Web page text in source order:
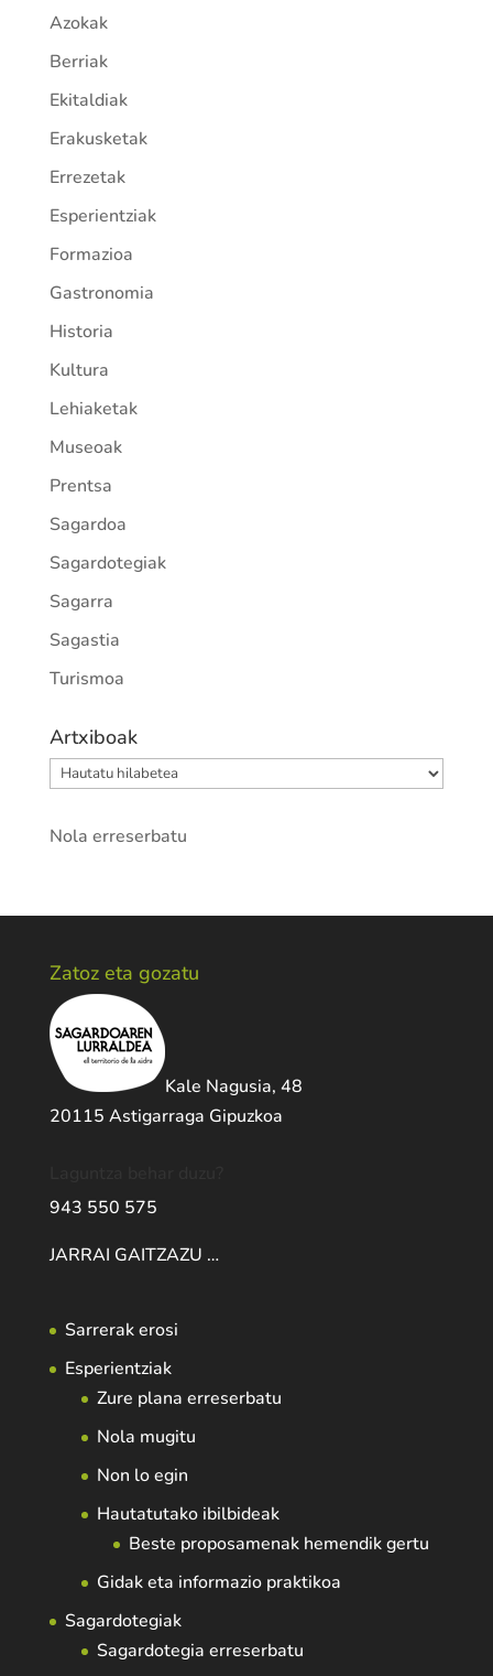
Azokak
Berriak
Ekitaldiak
Erakusketak
Errezetak
Esperientziak
Formazioa
Gastronomia
Historia
Kultura
Lehiaketak
Museoak
Prentsa
Sagardoa
Sagardotegiak
Sagarra
Sagastia
Turismoa
Artxiboak
Artxiboak
Nola erreserbatu
Zatoz eta gozatu
Kale Nagusia, 48
20115 Astigarraga Gipuzkoa
943 550 575
JARRAI GAITZAZU …
Sarrerak erosi
Esperientziak
Zure plana erreserbatu
Nola mugitu
Non lo egin
Hautatutako ibilbideak
Beste proposamenak hemendik gertu
Gidak eta informazio praktikoa
Sagardotegiak
Sagardotegia erreserbatu